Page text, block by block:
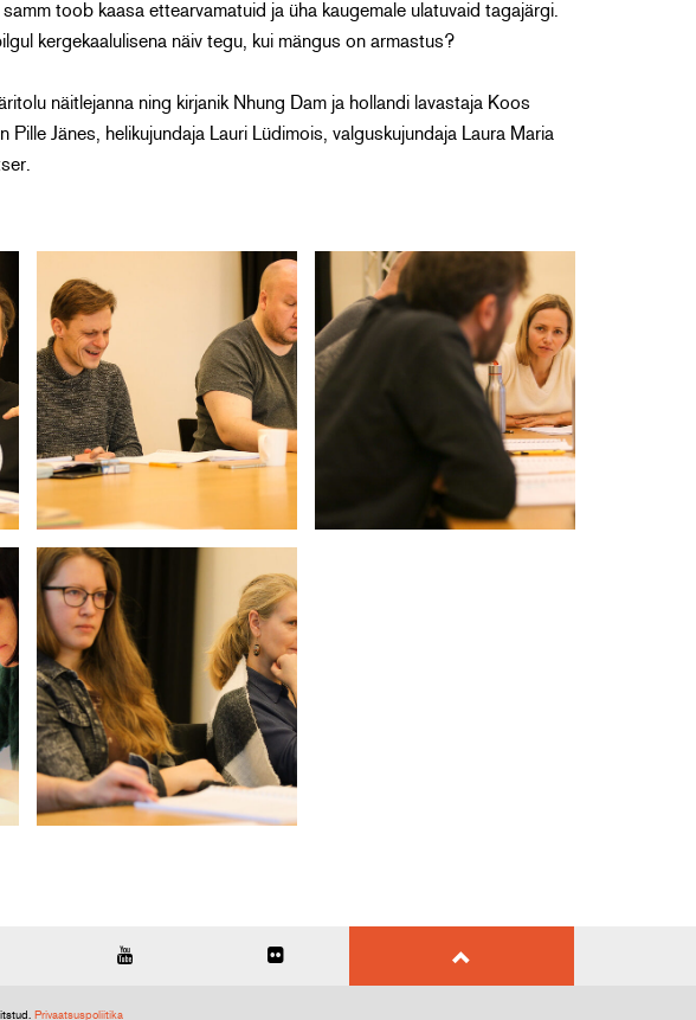
toob kaasa ettearvamatuid ja üha kaugemale ulatuvaid tagajärgi.
kergekaalulisena näiv tegu, kui mängus on armastus?
näitlejanna ning kirjanik Nhung Dam ja hollandi lavastaja Koos
Pille Jänes, helikujundaja Lauri Lüdimois, valguskujundaja Laura Maria
Privaatsuspoliitika